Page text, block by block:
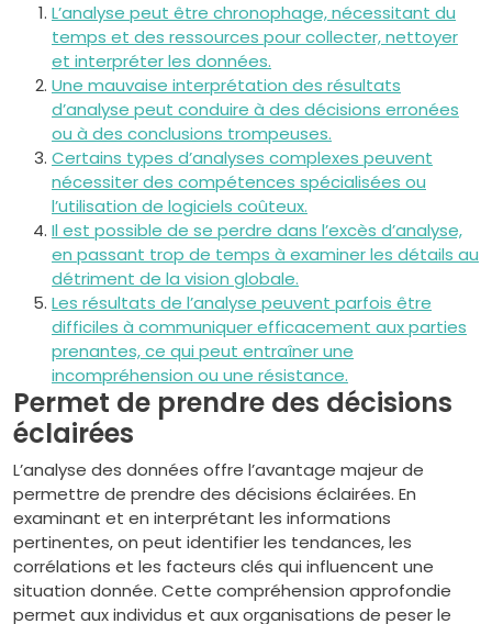
L’analyse peut être chronophage, nécessitant du
temps et des ressources pour collecter, nettoyer
et interpréter les données.
Une mauvaise interprétation des résultats
d’analyse peut conduire à des décisions erronées
ou à des conclusions trompeuses.
Certains types d’analyses complexes peuvent
nécessiter des compétences spécialisées ou
l’utilisation de logiciels coûteux.
Il est possible de se perdre dans l’excès d’analyse,
en passant trop de temps à examiner les détails au
détriment de la vision globale.
Les résultats de l’analyse peuvent parfois être
difficiles à communiquer efficacement aux parties
prenantes, ce qui peut entraîner une
incompréhension ou une résistance.
Permet de prendre des décisions
éclairées
L’analyse des données offre l’avantage majeur de
permettre de prendre des décisions éclairées. En
examinant et en interprétant les informations
pertinentes, on peut identifier les tendances, les
corrélations et les facteurs clés qui influencent une
situation donnée. Cette compréhension approfondie
permet aux individus et aux organisations de peser le